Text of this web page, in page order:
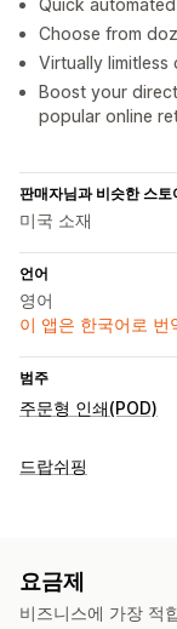
Choose from
Virtually limitless
Boost your
popular online
판매자님과 비슷한 스토
미국 소재
언어
영어
이 앱은 한국어로 번
범주
주문형 인쇄(POD)
제품 맞춤 설정
전체 인쇄
배송 옵션
드랍쉬핑
요금제
비즈니스에 가장 적